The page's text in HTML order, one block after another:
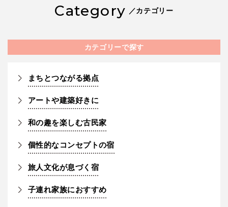
Category ／カテゴリー
カテゴリーで探す
まちとつながる拠点
アートや建築好きに
和の趣を楽しむ古民家
個性的なコンセプトの宿
旅人文化が息づく宿
子連れ家族におすすめ